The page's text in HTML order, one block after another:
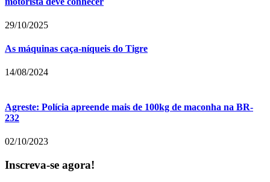
29/10/2025
As máquinas caça-níqueis do Tigre
14/08/2024
Agreste: Polícia apreende mais de 100kg de maconha na BR-
232
02/10/2023
Inscreva-se agora!